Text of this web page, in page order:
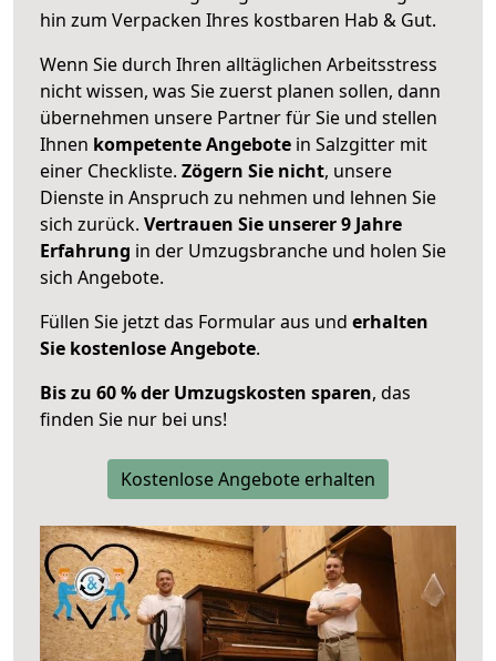
hin zum Verpacken Ihres kostbaren Hab & Gut.
Wenn Sie durch Ihren alltäglichen Arbeitsstress
nicht wissen, was Sie zuerst planen sollen, dann
übernehmen unsere Partner für Sie und stellen
Ihnen kompetente Angebote in Salzgitter mit
einer Checkliste. Zögern Sie nicht, unsere
Dienste in Anspruch zu nehmen und lehnen Sie
sich zurück. Vertrauen Sie unserer 9 Jahre
Erfahrung in der Umzugsbranche und holen Sie
sich Angebote.
Füllen Sie jetzt das Formular aus und erhalten
Sie kostenlose Angebote.
Bis zu 60 % der Umzugskosten sparen, das
finden Sie nur bei uns!
Kostenlose Angebote erhalten